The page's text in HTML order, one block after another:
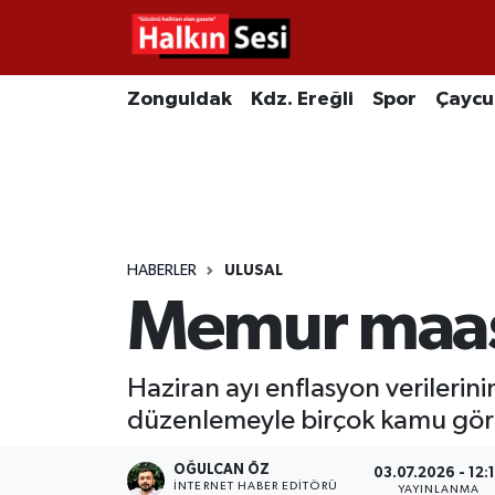
Zonguldak Kdz. Ereğli Spor
HABERLER ULUSAL
Memur
Haziran ayı enflasyon
düzenlemeyle birçok kamu
OĞULCAN ÖZ
İNTERNET HABER EDITÖRÜ
03.07.2026 -
YAYINLANMA
Karabük
Tüm Manşetler
Haber Arşivi